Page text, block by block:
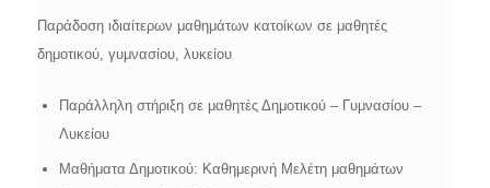
Παράδοση ιδιαίτερων μαθημάτων κατοίκων σε μαθητές
δημοτικού, γυμνασίου, λυκείου
Παράλληλη στήριξη σε μαθητές Δημοτικού – Γυμνασίου –
Λυκείου
Μαθήματα Δημοτικού: Kαθημερινή Μελέτη μαθημάτων